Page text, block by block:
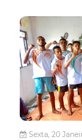
Sexta, 20